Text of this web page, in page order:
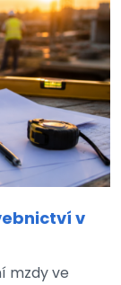
v
mzdy ve